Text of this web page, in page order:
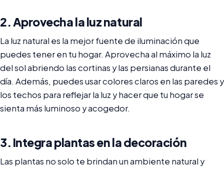
2. Aprovecha la luz natural
La luz natural es la mejor fuente de iluminación que
puedes tener en tu hogar. Aprovecha al máximo la luz
del sol abriendo las cortinas y las persianas durante el
día. Además, puedes usar colores claros en las paredes y
los techos para reflejar la luz y hacer que tu hogar se
sienta más luminoso y acogedor.
3. Integra plantas en la decoración
Las plantas no solo te brindan un ambiente natural y